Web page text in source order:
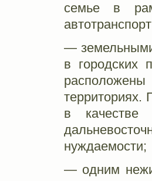
семье в
—
в городских
территориях.
в
нуждаемости;
— одним